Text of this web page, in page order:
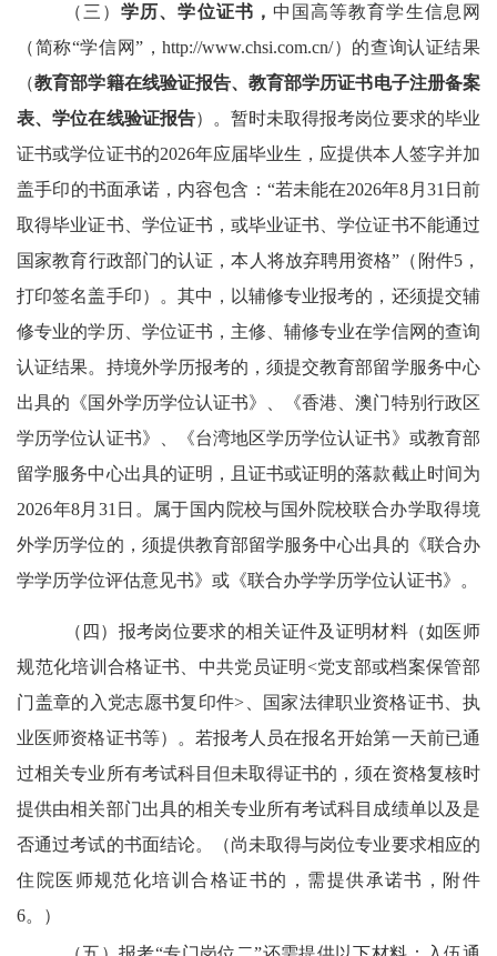
（三）学历、学位证书， 中国高等教育学生信息网
（简称“学信网”，http://www.chsi.com.cn/）的查询认证结果
（教育部学籍在线验证报告、教育部学历证书电子注册备案
表、学位在线验证报告）。暂时未取得报考岗位要求的毕业
证书或学位证书的2026年应届毕业生，应提供本人签字并加
盖手印的书面承诺，内容包含：“若未能在2026年8 月 31 日前
取得毕业证书、学位证书，或毕业证书、学位证书不能通过
国家教育行政部门的认证，本人将放弃聘用资格”（附件5，
打印签名盖手印）。其中，以辅修专业报考的，还须提交辅
修专业的学历、学位证书，主修、辅修专业在学信网的查询
认证结果。持境外学历报考的，须提交教育部留学服务中心
出具的《国外学历学位认证书》、《香港、澳门特别行政区
学历学位认证书》、《台湾地区学历学位认证书》或教育部
留学服务中心出具的证明，且证书或证明的落款截止时间为
2026年8月 31 日。属于国内院校与国外院校联合办学取得境
外学历学位的，须提供教育部留学服务中心出具的《联合办
学学历学位评估意见书》或《联合办学学历学位认证书》。
（四）报考岗位要求的相关证件及证明材料（如医师
规范化培训合格证书、中共党员证明 <党支部或档案保管部
门盖章的入党志愿书复印件> 、国家法律职业资格证书、执
业医师资格证书等）。若报考人员在报名开始第一天前已通
过相关专业所有考试科目但未取得证书的，须在资格复核时
提供由相关部门出具的相关专业所有考试科目成绩单以及是
否通过考试的书面结论。（尚未取得与岗位专业要求相应的
住院医师规范化培训合格证书的，需提供承诺书，附件
6。）